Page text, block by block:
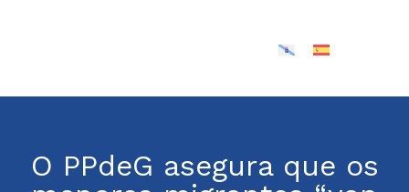
O PPdeG asegura que os